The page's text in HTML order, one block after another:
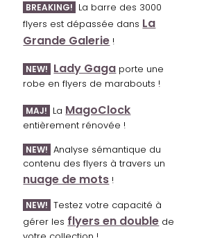
BREAKING! La barre des 3000
flyers est dépassée dans La
Grande Galerie !
NEW! Lady Gaga porte une
robe en flyers de marabouts !
MAJ! La MagoClock
entièrement rénovée !
NEW! Analyse sémantique du
contenu des flyers à travers un
nuage de mots !
NEW! Testez votre capacité à
gérer les flyers en double de